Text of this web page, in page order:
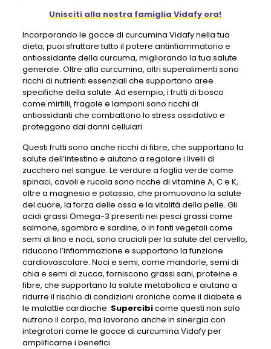
Unisciti alla nostra famiglia Vidafy ora!
Incorporando le gocce di curcumina Vidafy nella tua
dieta, puoi sfruttare tutto il potere antinfiammatorio e
antiossidante della curcuma, migliorando la tua salute
generale. Oltre alla curcumina, altri superalimenti sono
ricchi di nutrienti essenziali che supportano aree
specifiche della salute. Ad esempio, i frutti di bosco
come mirtilli, fragole e lamponi sono ricchi di
antiossidanti che combattono lo stress ossidativo e
proteggono dai danni cellulari.
Questi frutti sono anche ricchi di fibre, che supportano la
salute dell’intestino e aiutano a regolare i livelli di
zucchero nel sangue. Le verdure a foglia verde come
spinaci, cavoli e rucola sono ricche di vitamine A, C e K,
oltre a magnesio e potassio, che promuovono la salute
del cuore, la forza delle ossa e la vitalità della pelle. Gli
acidi grassi Omega-3 presenti nei pesci grassi come
salmone, sgombro e sardine, o in fonti vegetali come
semi di lino e noci, sono cruciali per la salute del cervello,
riducono l’infiammazione e supportano la funzione
cardiovascolare. Noci e semi, come mandorle, semi di
chia e semi di zucca, forniscono grassi sani, proteine ​​e
fibre, che supportano la salute metabolica e aiutano a
ridurre il rischio di condizioni croniche come il diabete e
le malattie cardiache. Supercibicome questi non solo
nutrono il corpo, ma lavorano anche in sinergia con
integratori come le gocce di curcumina Vidafy per
amplificarne i benefici.